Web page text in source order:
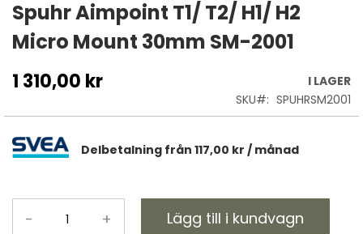
till
början
av
bildgalleriet
Spuhr Aimpoint T1/ T2/ H1/ H2
Micro Mount 30mm SM-2001
1 310,00 kr
I LAGER
SKU
SPUHRSM2001
Delbetalning från 117,00 kr / månad
- + Lägg till i kundvagn